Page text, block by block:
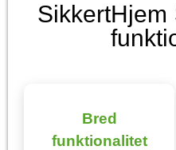
SikkertHjem
Bred
funktionalitet